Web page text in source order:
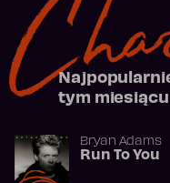
tym miesiącu
Bryan Adams
Run To You